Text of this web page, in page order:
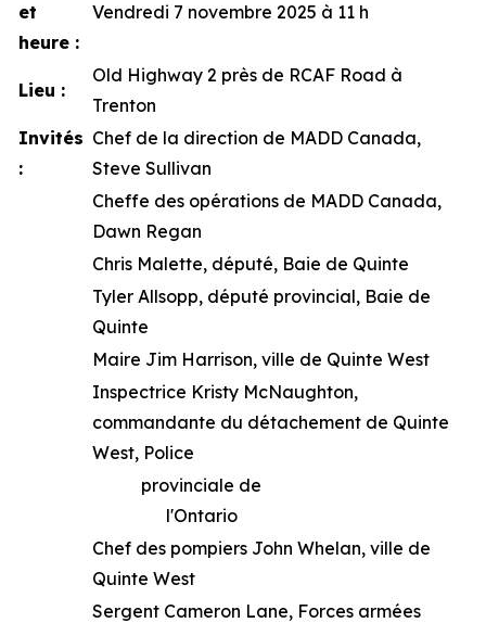
et
heure :
Vendredi 7 novembre 2025 à 11 h
Lieu :
Old Highway 2 près de RCAF Road à
Trenton
Invités
:
Chef de la direction de MADD Canada,
Steve Sullivan
Cheffe des opérations de MADD Canada,
Dawn Regan
Chris Malette, député, Baie de Quinte
Tyler Allsopp, député provincial, Baie de
Quinte
Maire Jim Harrison, ville de Quinte West
Inspectrice Kristy McNaughton,
commandante du détachement de Quinte
West, Police
provinciale de
l'Ontario
Chef des pompiers John Whelan, ville de
Quinte West
Sergent Cameron Lane, Forces armées